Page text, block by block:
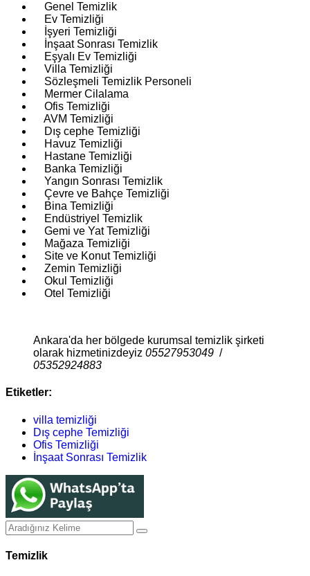
Genel Temizlik
Ev Temizliği
İşyeri Temizliği
İnşaat Sonrası Temizlik
Eşyalı Ev Temizliği
Villa Temizliği
Sözleşmeli Temizlik Personeli
Mermer Cilalama
Ofis Temizliği
AVM Temizliği
Dış cephe Temizliği
Havuz Temizliği
Hastane Temizliği
Banka Temizliği
Yangın Sonrası Temizlik
Çevre ve Bahçe Temizliği
Bina Temizliği
Endüstriyel Temizlik
Gemi ve Yat Temizliği
Mağaza Temizliği
Site ve Konut Temizliği
Zemin Temizliği
Okul Temizliği
Otel Temizliği
Ankara'da her bölgede kurumsal temizlik şirketi
olarak hizmetinizdeyiz 05527953049 /
05352924883
Etiketler:
villa temizliği
Dış cephe Temizliği
Ofis Temizliği
İnşaat Sonrası Temizlik
Temizlik